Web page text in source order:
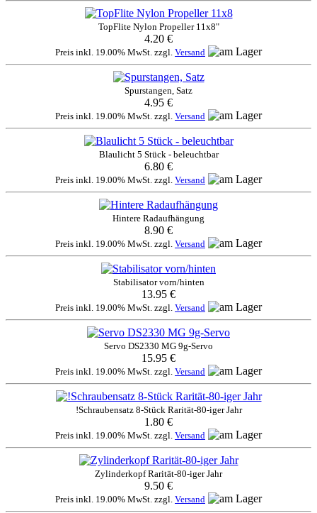
TopFlite Nylon Propeller 11x8"
4.20 €
Preis inkl. 19.00% MwSt. zzgl. Versand
Spurstangen, Satz
4.95 €
Preis inkl. 19.00% MwSt. zzgl. Versand
Blaulicht 5 Stück - beleuchtbar
6.80 €
Preis inkl. 19.00% MwSt. zzgl. Versand
Hintere Radaufhängung
8.90 €
Preis inkl. 19.00% MwSt. zzgl. Versand
Stabilisator vorn/hinten
13.95 €
Preis inkl. 19.00% MwSt. zzgl. Versand
Servo DS2330 MG 9g-Servo
15.95 €
Preis inkl. 19.00% MwSt. zzgl. Versand
!Schraubensatz 8-Stück Rarität-80-iger Jahr
1.80 €
Preis inkl. 19.00% MwSt. zzgl. Versand
Zylinderkopf Rarität-80-iger Jahr
9.50 €
Preis inkl. 19.00% MwSt. zzgl. Versand